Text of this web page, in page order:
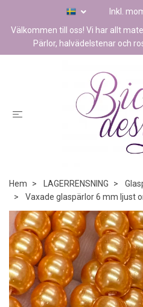
Inkl.
Välkommen till oss! Vi har allt
Pärlor, halvädelstenar och
Hem LAGERRENSNING
Vaxade glaspärlor 6 mm ljust